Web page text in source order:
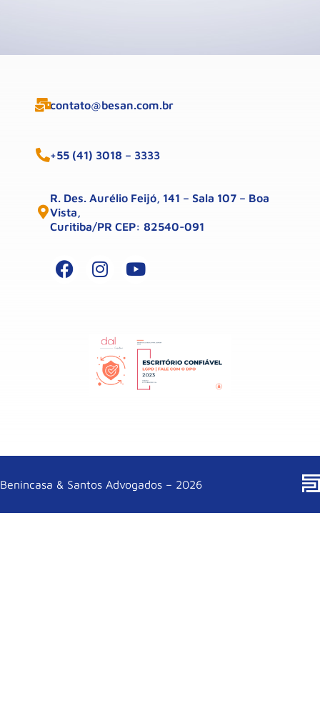
contato@besan.com.br
+55 (41) 3018 – 3333
R. Des. Aurélio Feijó, 141 – Sala 107 – Boa
Vista,
Curitiba/PR CEP: 82540-091
Benincasa & Santos Advogados – 2026